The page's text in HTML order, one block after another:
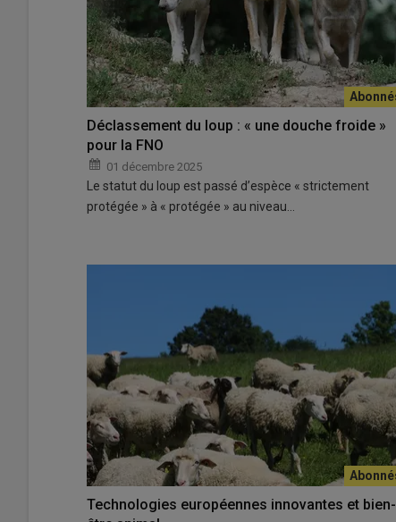
Déclassement du loup : « une douche froide »
pour la FNO
01 décembre 2025
Le statut du loup est passé d’espèce « strictement
protégée » à « protégée » au niveau…
Technologies européennes innovantes et bien-